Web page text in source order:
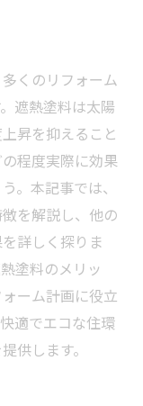
くのリフォーム
遮熱塗料は太陽
昇を抑えること
程度実際に効果
。本記事では、
を解説し、他の
詳しく探りま
塗料のメリッ
ーム計画に役立
適でエコな住環
供します。